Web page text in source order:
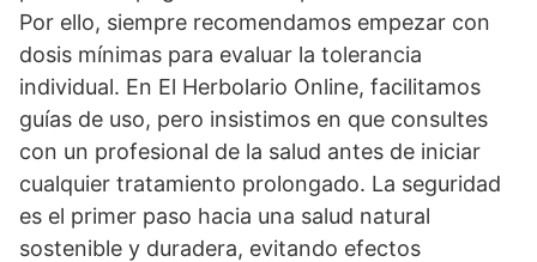
Por ello, siempre recomendamos empezar con
dosis mínimas para evaluar la tolerancia
individual. En El Herbolario Online, facilitamos
guías de uso, pero insistimos en que consultes
con un profesional de la salud antes de iniciar
cualquier tratamiento prolongado. La seguridad
es el primer paso hacia una salud natural
sostenible y duradera, evitando efectos